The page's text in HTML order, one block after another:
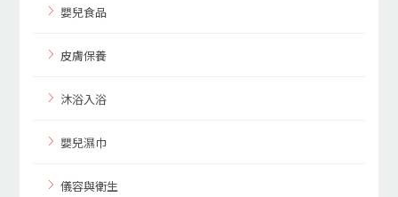
嬰兒食品
皮膚保養
沐浴入浴
嬰兒濕巾
儀容與衛生